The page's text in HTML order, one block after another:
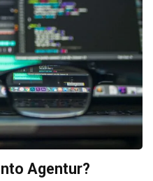
Agentur?